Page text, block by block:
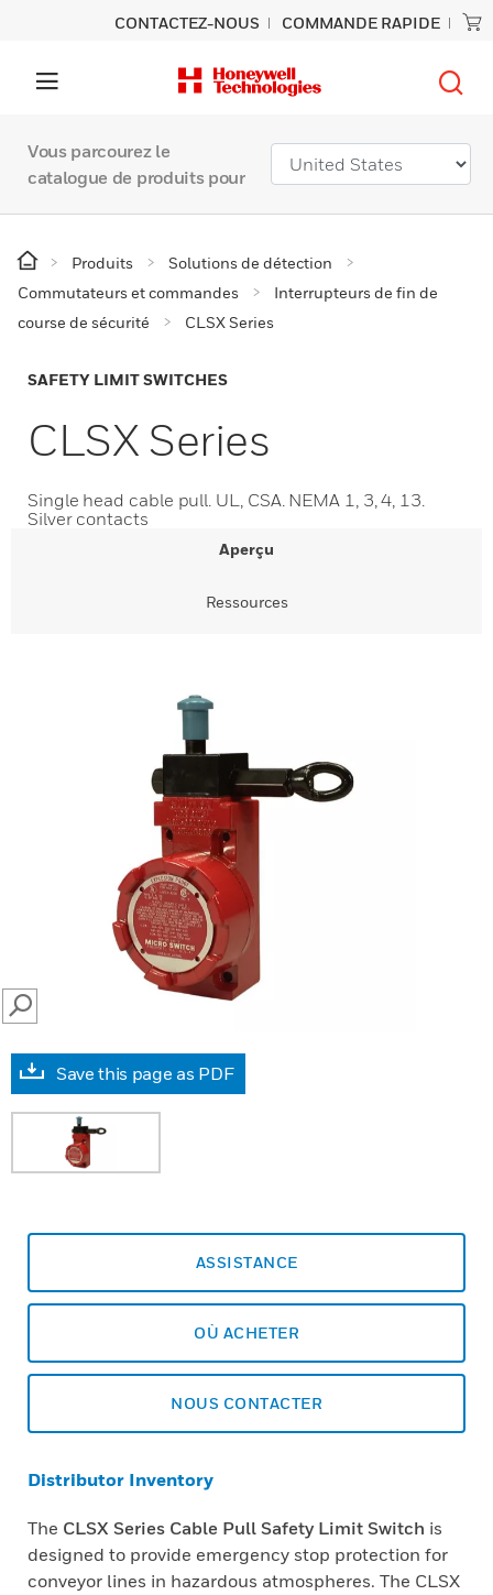
CONTACTEZ-NOUS COMMANDE RAPIDE
Vous parcourez le
catalogue de produits pour
Produits
Solutions de détection
Commutateurs et commandes
Interrupteurs de fin de
course de sécurité
CLSX Series
SAFETY LIMIT SWITCHES
CLSX Series
Single head cable pull. UL, CSA. NEMA 1, 3, 4, 13.
Silver contacts
Aperçu
Ressources
SEARCH
Save this page as PDF
ASSISTANCE
OÙ ACHETER
NOUS CONTACTER
Distributor Inventory
The CLSX Series Cable Pull Safety Limit Switch is
designed to provide emergency stop protection for
conveyor lines in hazardous atmospheres. The CLSX